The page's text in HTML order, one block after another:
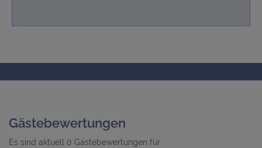
Gästebewertungen
Es sind aktuell 0 Gästebewertungen für